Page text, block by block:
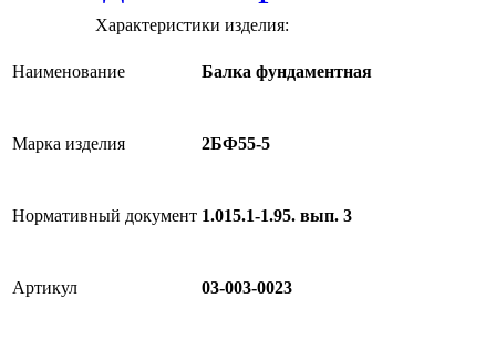
Характеристики изделия:
Наименование Балка фундаментная
Марка изделия 2БФ55-5
Нормативный документ 1.015.1-1.95. вып. 3
Артикул 03-003-0023